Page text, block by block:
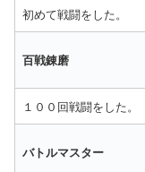
初めて戦闘をした。
百戦錬磨
１００回戦闘をした。
バトルマスター